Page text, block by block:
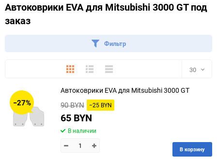
Автоковрики EVA для Mitsubishi 3000 GT под
заказ
Фильтр
ПлиткаПодробноКомпактно 30
30
150
−27%
Автоковрики EVA для Mitsubishi 3000 GT
90 BYN −25 BYN
65 BYN
В наличии
В корзину